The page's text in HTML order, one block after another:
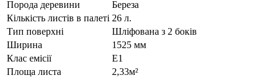
Порода деревини
Береза
Кількість листів в палеті 26 л.
Тип поверхні
Шліфована з 2 боків
Ширина
1525 мм
Клас емісії
E1
Площа листа
2,33м²